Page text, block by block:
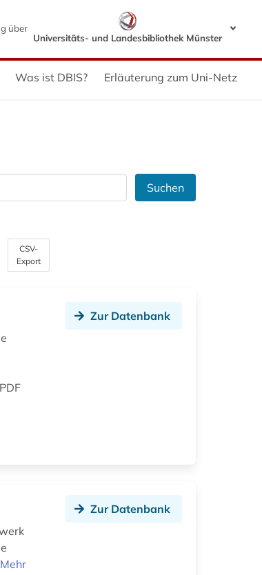
über
Universitäts- und Landesbibliothek Münster
Was ist DBIS? Erläuterung zum Uni-Netz
Suchen
CSV-
Export
Zur Datenbank
Mehr
Zur Datenbank